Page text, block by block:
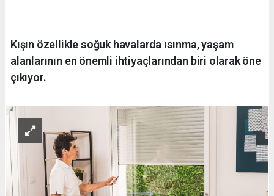
Kışın özellikle soğuk havalarda ısınma, yaşam
alanlarının en önemli ihtiyaçlarından biri olarak öne
çıkıyor.